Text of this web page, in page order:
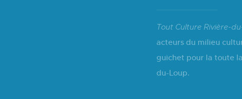
Tout Culture Rivière-
acteurs du milieu
guichet pour la toute
du-Loup.